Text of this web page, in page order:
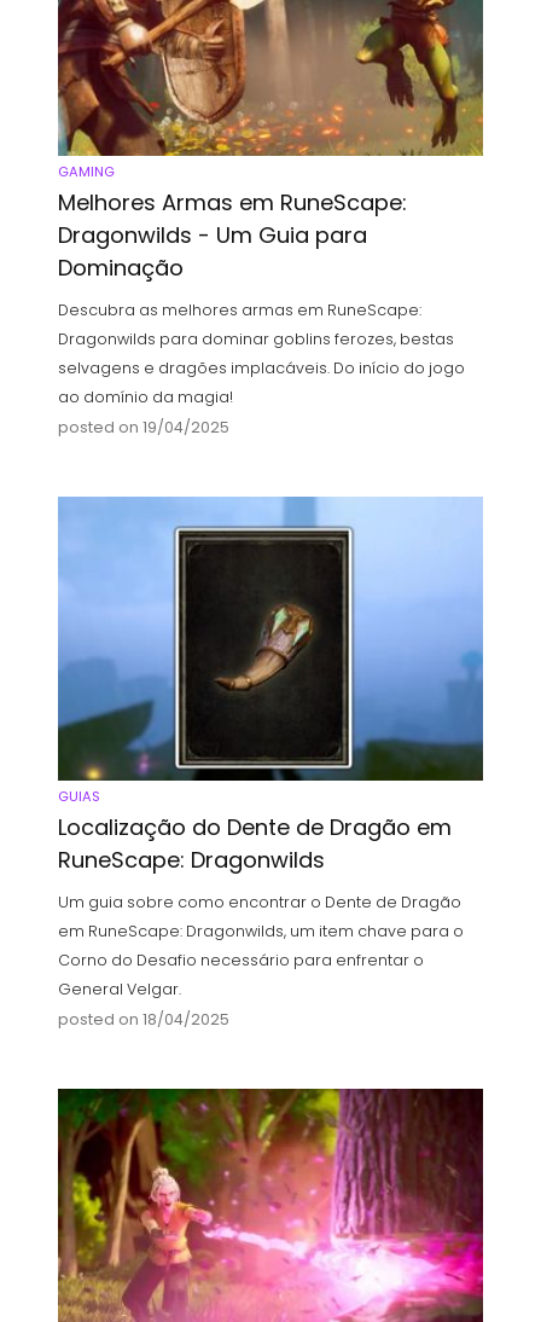
GAMING
Melhores Armas em RuneScape:
Dragonwilds - Um Guia para
Dominação
Descubra as melhores armas em RuneScape:
Dragonwilds para dominar goblins ferozes, bestas
selvagens e dragões implacáveis. Do início do jogo
ao domínio da magia!
posted on 19/04/2025
GUIAS
Localização do Dente de Dragão em
RuneScape: Dragonwilds
Um guia sobre como encontrar o Dente de Dragão
em RuneScape: Dragonwilds, um item chave para o
Corno do Desafio necessário para enfrentar o
General Velgar.
posted on 18/04/2025